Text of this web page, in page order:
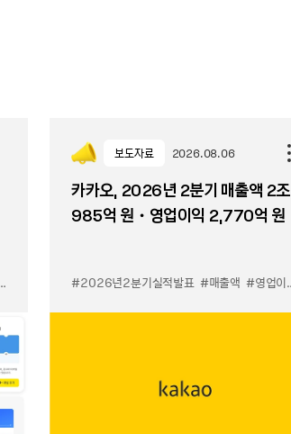
#카톡 우리채널 알리기
보도자료 2026.08.06
카카오, 2026년 2분기 매출액 2조
985억 원・영업이익 2,770억 원
#2026년2분기실적발표 #매출액 #영업이익